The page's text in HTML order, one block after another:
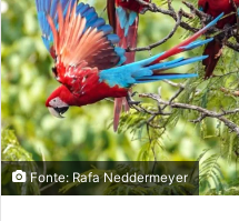
Fonte: Rafa Neddermeyer